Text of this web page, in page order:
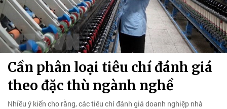
Cần phân loại tiêu chí đánh giá
theo đặc thù ngành nghề
Nhiều ý kiến cho rằng, các tiêu chí đánh giá doanh nghiệp nhà